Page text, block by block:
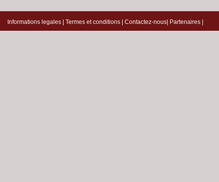
Informations legales | Termes et conditions | Contactez-nous| Partenaires |